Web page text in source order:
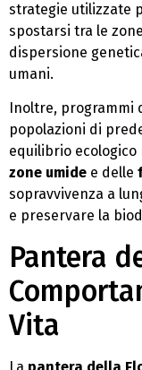
strategie utilizzate
spostarsi tra le
dispersione
umani.
Inoltre, programmi
popolazioni di
equilibrio ecologico
zone umide e delle
sopravvivenza a
e preservare la
Pantera
Vita